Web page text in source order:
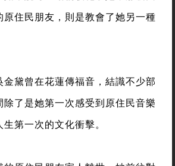
住民朋友，則是教會了她另一種
黛曾在花蓮傳福音，結識不少部
了是她第一次感受到原住民音樂
第一次的文化衝擊。